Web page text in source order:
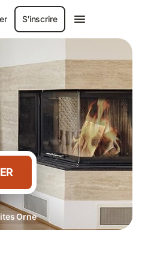
S'inscrire
Orne